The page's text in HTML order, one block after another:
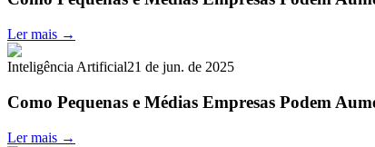
Ler mais →
Inteligência Artificial21 de jun. de 2025
Como Pequenas e Médias Empresas Podem
Ler mais →